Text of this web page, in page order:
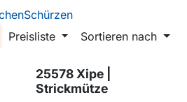
Schürzen
Preisliste
Sortieren nach
25578 Xipe |
Strickmütze